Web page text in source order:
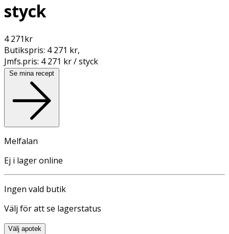
styck
4 271kr
Butikspris: 4 271 kr,
Jmfs.pris: 4 271 kr / styck
Se mina recept
Melfalan
Ej i lager online
Ingen vald butik
Välj för att se lagerstatus
Välj apotek